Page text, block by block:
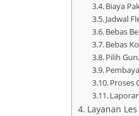
Biaya
Jadwal
Bebas
Bebas
Pilih
Proses
Layanan